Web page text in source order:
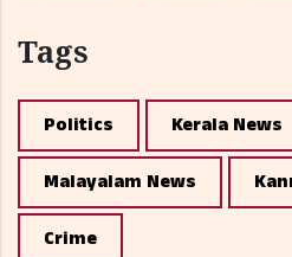
Tags
Politics Kerala News
Malayalam News
Crime